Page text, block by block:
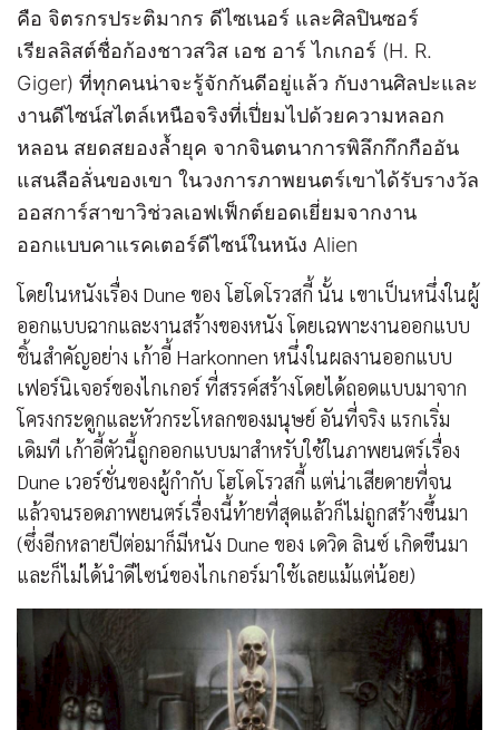
คือ จิตรกรประติมากร ดีไซเนอร์ และศิลปินซอร์
เรียลลิสต์ชื่อก้องชาวสวิส เอช อาร์ ไกเกอร์ (H. R.
Giger) ที่ทุกคนน่าจะรู้จักกันดีอยู่แล้ว กับงานศิลปะและ
งานดีไซน์สไตล์เหนือจริงที่เปี่ยมไปด้วยความหลอก
หลอน สยดสยองล้ำยุค จากจินตนาการพิลึกกึกกืออัน
แสนลือลั่นของเขา ในวงการภาพยนตร์เขาได้รับรางวัล
ออสการ์สาขาวิช่วลเอฟเฟ็กต์ยอดเยี่ยมจากงาน
ออกแบบคาแรคเตอร์ดีไซน์ในหนัง Alien
โดยในหนังเรื่อง Dune ของ โฮโดโรวสกี้ นั้น เขาเป็นหนึ่งในผู้
ออกแบบฉากและงานสร้างของหนัง โดยเฉพาะงานออกแบบ
ชิ้นสำคัญอย่าง เก้าอี้ Harkonnen หนึ่งในผลงานออกแบบ
เฟอร์นิเจอร์ของไกเกอร์ ที่สรรค์สร้างโดยได้ถอดแบบมาจาก
โครงกระดูกและหัวกระโหลกของมนุษย์ อันที่จริง แรกเริ่ม
เดิมที เก้าอี้ตัวนี้ถูกออกแบบมาสำหรับใช้ในภาพยนตร์เรื่อง
Dune เวอร์ชั่นของผู้กำกับ โฮโดโรวสกี้ แต่น่าเสียดายที่จน
แล้วจนรอดภาพยนตร์เรื่องนี้ท้ายที่สุดแล้วก็ไม่ถูกสร้างขึ้นมา
(ซึ่งอีกหลายปีต่อมาก็มีหนัง Dune ของ เดวิด ลินซ์ เกิดขึนมา
และก็ไม่ได้นำดีไซน์ของไกเกอร์มาใช้เลยแม้แต่น้อย)